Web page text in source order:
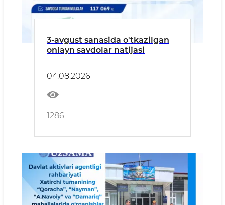
3-avgust sanasida o'tkazilgan
onlayn savdolar natijasi
04.08.2026
1286